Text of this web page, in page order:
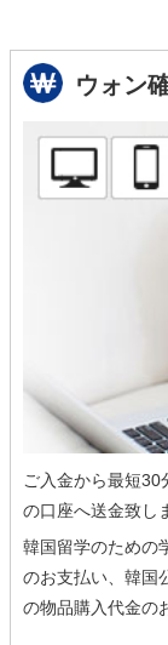
ウォン
ご入金から最短30
の口座へ送金致し
韓国留学のための
のお支払い、韓国
の物品購入代金の